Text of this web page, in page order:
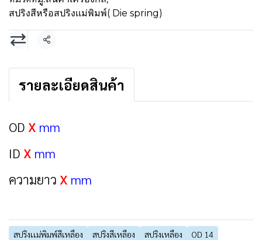
สปริงสีหรือสปริงเเม่พิมพ์( Die spring)
แชร์
รายละเอียดสินค้า
OD X mm
ID X mm
ความยาว X mm
สปริงเเม่พิมพ์สีเหลือง สปริงสีเหลือง สปริงเหลือง
OD 14